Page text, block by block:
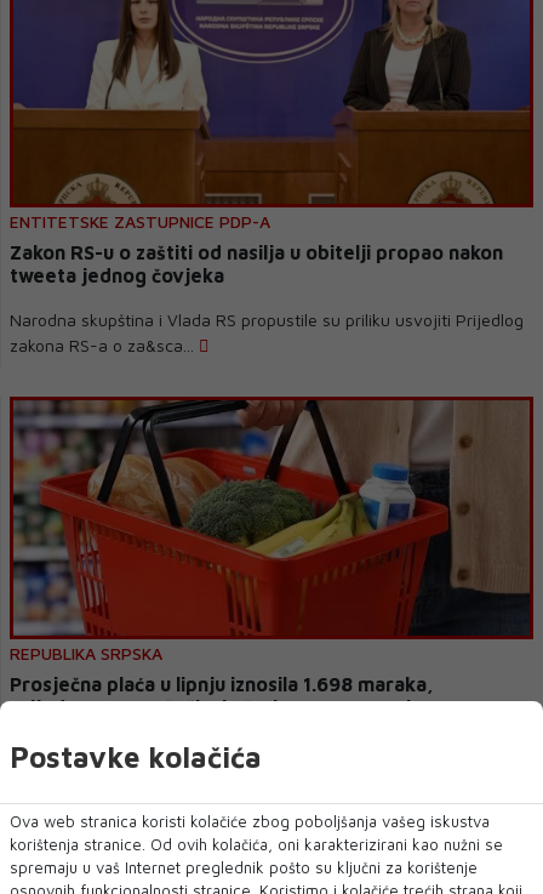
ENTITETSKE ZASTUPNICE PDP-A
Zakon RS-u o zaštiti od nasilja u obitelji propao nakon
tweeta jednog čovjeka
Narodna skupština i Vlada RS propustile su priliku usvojiti Prijedlog
zakona RS-a o za&sca...
REPUBLIKA SRPSKA
Prosječna plaća u lipnju iznosila 1.698 maraka,
vrijednost potrošačke košarice 2.918 maraka
Prosječna neto plaća isplaćena u lipnju ove godine u Republici
Postavke kolačića
Ova web stranica koristi kolačiće zbog poboljšanja vašeg iskustva
korištenja stranice. Od ovih kolačića, oni karakterizirani kao nužni se
spremaju u vaš Internet preglednik pošto su ključni za korištenje